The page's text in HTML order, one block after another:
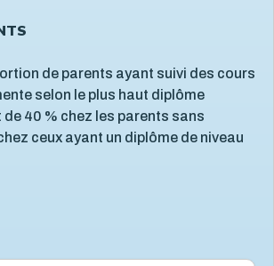
de parents ayant suivi des cours
selon le plus haut diplôme
40 % chez les parents sans
ceux ayant un diplôme de niveau